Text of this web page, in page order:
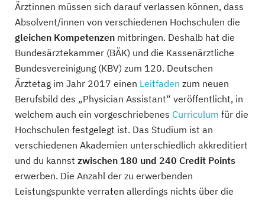
Ärztinnen müssen sich darauf verlassen können, dass
Absolvent/innen von verschiedenen Hochschulen die
gleichen Kompetenzen mitbringen. Deshalb hat die
Bundesärztekammer (BÄK) und die Kassenärztliche
Bundesvereinigung (KBV) zum 120. Deutschen
Ärztetag im Jahr 2017 einen Leitfaden zum neuen
Berufsbild des „Physician Assistant“ veröffentlicht, in
welchem auch ein vorgeschriebenes Curriculum für die
Hochschulen festgelegt ist. Das Studium ist an
verschiedenen Akademien unterschiedlich akkreditiert
und du kannst zwischen 180 und 240 Credit Points
erwerben. Die Anzahl der zu erwerbenden
Leistungspunkte verraten allerdings nichts über die